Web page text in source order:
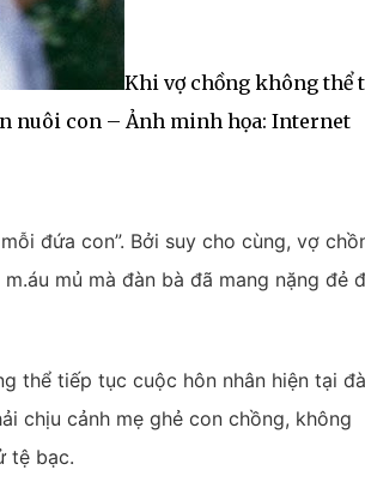
Khi vợ chồng không thể
nuôi con – Ảnh minh họa: Internet
đứa con”. Bởi suy cho cùng, vợ
mủ mà đàn bà đã mang nặng đẻ
thể tiếp tục cuộc hôn nhân hiện tại
chịu cảnh mẹ ghẻ con chồng, không
tệ bạc.